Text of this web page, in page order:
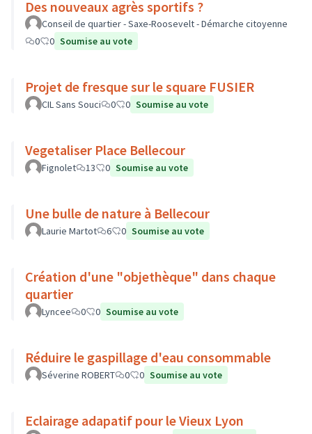
Des nouveaux agrès sportifs ?
Conseil de quartier - Saxe-Roosevelt - Démarche citoyenne
0
0 Soumise au vote
Projet de fresque sur le square FUSIER
CIL Sans Souci 0 0 Soumise au vote
Vegetaliser Place Bellecour
Fignolet 13 0 Soumise au vote
Une bulle de nature à Bellecour
Laurie Martot 6 0 Soumise au vote
Création d'une "objethèque" dans chaque
quartier
Lyncee 0 0 Soumise au vote
Réduire le gaspillage d'eau consommable
Séverine ROBERT 0 0 Soumise au vote
Eclairage adapatif pour le Vieux Lyon